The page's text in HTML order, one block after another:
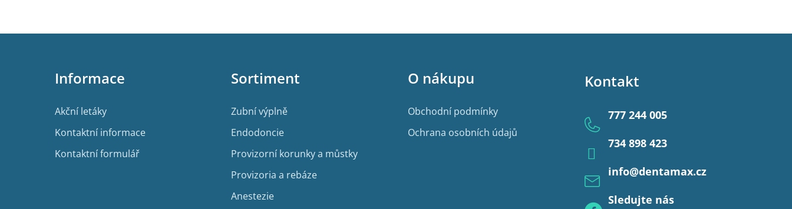
Informace
Akční letáky
Kontaktní informace
Kontaktní formulář
Sortiment
Zubní výplně
Endodoncie
Provizorní korunky a můstky
Provizoria a rebáze
Anestezie
O nákupu
Obchodní podmínky
Ochrana osobních údajů
Kontakt
info@dentamax.cz
777 244 005
734 898 423
Sledujte nás